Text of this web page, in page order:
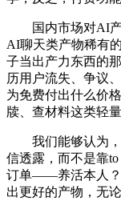
国内市场对AI产
AI聊天类产物稀有
子当出产力东西的
历用户流失、争议
为免费付出什么价
牍、查材料这类轻
我们能够认为，
信透露，而不是靠
订单——养活本人？
出更好的产物，无